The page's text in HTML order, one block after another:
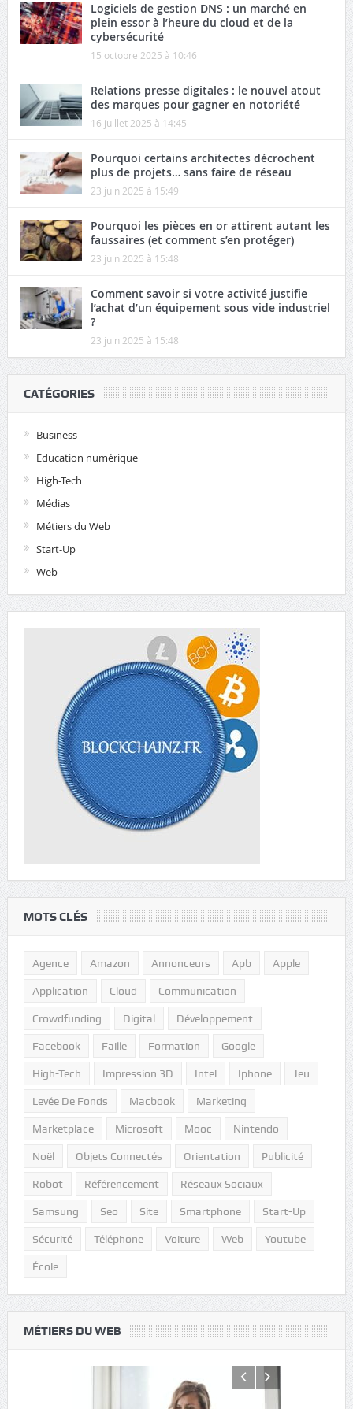
Logiciels de gestion DNS : un marché en
plein essor à l’heure du cloud et de la
cybersécurité
15 octobre 2025 à 10:46
Relations presse digitales : le nouvel atout
des marques pour gagner en notoriété
16 juillet 2025 à 14:45
Pourquoi certains architectes décrochent
plus de projets… sans faire de réseau
23 juin 2025 à 15:49
Pourquoi les pièces en or attirent autant les
faussaires (et comment s’en protéger)
23 juin 2025 à 15:48
Comment savoir si votre activité justifie
l’achat d’un équipement sous vide industriel
?
23 juin 2025 à 15:48
CATÉGORIES
Business
Education numérique
High-Tech
Médias
Métiers du Web
Start-Up
Web
MOTS CLÉS
Agence Amazon Annonceurs Apb Apple
Application Cloud Communication
Crowdfunding Digital Développement
Facebook Faille Formation Google
High-Tech Impression 3D Intel Iphone Jeu
Levée De Fonds Macbook Marketing
Marketplace Microsoft Mooc Nintendo
Noël Objets Connectés Orientation Publicité
Robot Référencement Réseaux Sociaux
Samsung Seo Site Smartphone Start-Up
Sécurité Téléphone Voiture Web Youtube
École
MÉTIERS DU WEB